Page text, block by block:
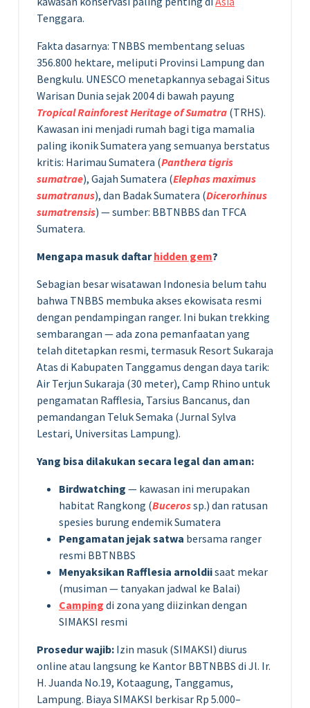
Tenggara.
Fakta dasarnya: TNBBS membentang seluas
356.800 hektare, meliputi Provinsi Lampung dan
Bengkulu. UNESCO menetapkannya sebagai Situs
Warisan Dunia sejak 2004 di bawah payung
Tropical Rainforest Heritage of Sumatra (TRHS).
Kawasan ini menjadi rumah bagi tiga mamalia
paling ikonik Sumatera yang semuanya berstatus
kritis: Harimau Sumatera (Panthera tigris
sumatrae), Gajah Sumatera (Elephas maximus
sumatranus), dan Badak Sumatera (Dicerorhinus
sumatrensis) — sumber: BBTNBBS dan TFCA
Sumatera.
Mengapa masuk daftarhidden gem?
Sebagian besar wisatawan Indonesia belum tahu
bahwa TNBBS membuka akses ekowisata resmi
dengan pendampingan ranger. Ini bukan trekking
sembarangan — ada zona pemanfaatan yang
telah ditetapkan resmi, termasuk Resort Sukaraja
Atas di Kabupaten Tanggamus dengan daya tarik:
Air Terjun Sukaraja (30 meter), Camp Rhino untuk
pengamatan Rafflesia, Tarsius Bancanus, dan
pemandangan Teluk Semaka (Jurnal Sylva
Lestari, Universitas Lampung).
Yang bisa dilakukan secara legal dan aman:
Birdwatching — kawasan ini merupakan
habitat Rangkong (Bucerossp.) dan ratusan
spesies burung endemik Sumatera
Pengamatan jejak satwa bersama ranger
resmi BBTNBBS
Menyaksikan Rafflesia arnoldiisaat mekar
(musiman — tanyakan jadwal ke Balai)
Camping di zona yang diizinkan dengan
SIMAKSI resmi
Prosedur wajib: Izin masuk (SIMAKSI) diurus
online atau langsung ke Kantor BBTNBBS di Jl. Ir.
H. Juanda No.19, Kotaagung, Tanggamus,
Lampung. Biaya SIMAKSI berkisar Rp 5.000–